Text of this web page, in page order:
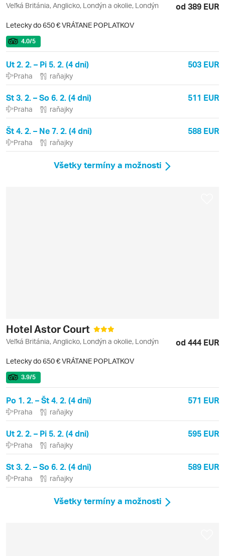
Veľká Británia, Anglicko, Londýn a okolie, Londýn od 389 EUR
Letecky do 650 € VRÁTANE POPLATKOV
4.0/5
Ut 2. 2. – Pi 5. 2. (4 dni) 503 EUR
Praha raňajky
St 3. 2. – So 6. 2. (4 dni) 511 EUR
Praha raňajky
Št 4. 2. – Ne 7. 2. (4 dni) 588 EUR
Praha raňajky
Všetky termíny a možnosti
Hotel Astor Court
Veľká Británia, Anglicko, Londýn a okolie, Londýn od 444 EUR
Letecky do 650 € VRÁTANE POPLATKOV
3.9/5
Po 1. 2. – Št 4. 2. (4 dni) 571 EUR
Praha raňajky
Ut 2. 2. – Pi 5. 2. (4 dni) 595 EUR
Praha raňajky
St 3. 2. – So 6. 2. (4 dni) 589 EUR
Praha raňajky
Všetky termíny a možnosti